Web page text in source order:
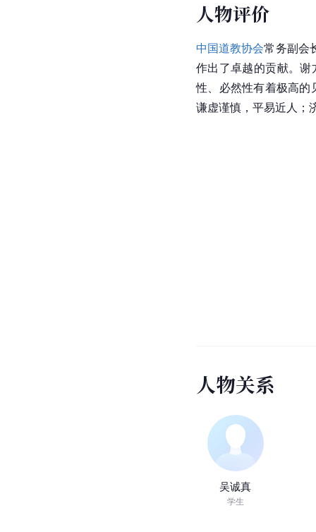
人物评价
中国道教协会常务副会
作出了卓越的贡献。
性、必然性有着极高的
谦虚谨慎，平易近人；
人物关系
吴诚真
学生